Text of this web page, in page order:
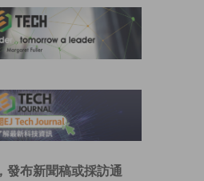
發布新聞稿或採訪通